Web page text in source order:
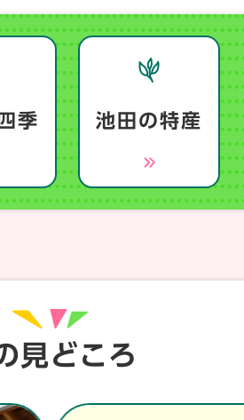
季 池田の特産
見どころ